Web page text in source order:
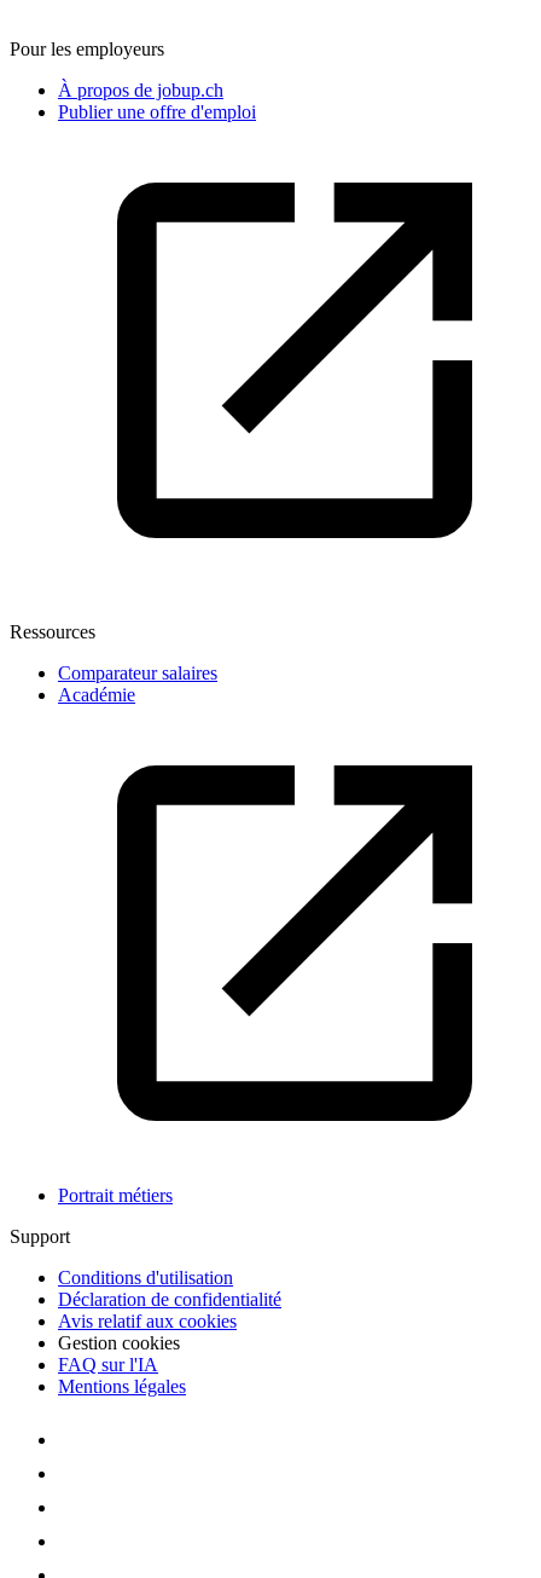
Pour les employeurs
À propos de jobup.ch
Publier une offre d'emploi
Ressources
Comparateur salaires
Académie
Portrait métiers
Support
Conditions d'utilisation
Déclaration de confidentialité
Avis relatif aux cookies
Gestion cookies
FAQ sur l'IA
Mentions légales